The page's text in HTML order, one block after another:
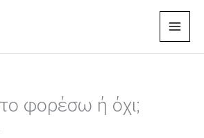
φορέσω ή όχι;